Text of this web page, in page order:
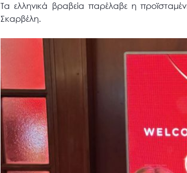
Τα ελληνικά βραβεία παρέλαβε η
Σκαρβέλη.